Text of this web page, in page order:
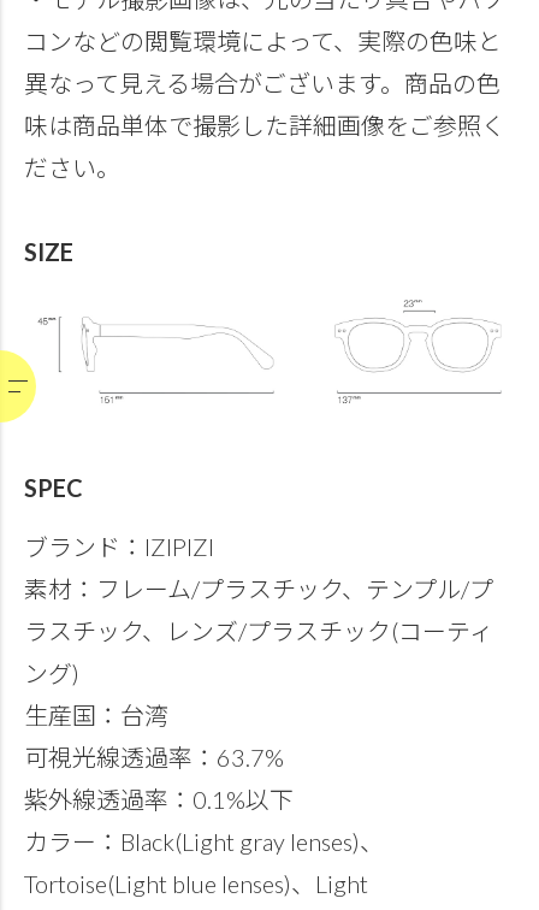
コンなどの閲覧環境によって、実際の色味と
異なって見える場合がございます。商品の色
味は商品単体で撮影した詳細画像をご参照く
ださい。
SIZE
SPEC
ブランド：IZIPIZI
素材：フレーム/プラスチック、テンプル/プ
ラスチック、レンズ/プラスチック(コーティ
ング)
生産国：台湾
可視光線透過率：63.7%
紫外線透過率：0.1%以下
カラー：Black(Light gray lenses)、
Tortoise(Light blue lenses)、Light